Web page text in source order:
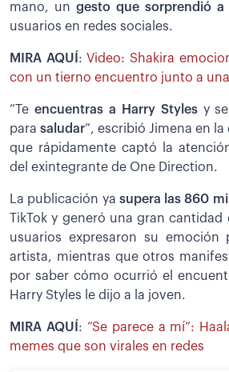
mano, un gesto que sorprendió a
usuarios en redes sociales.
MIRA AQUÍ : Video: Shakira
con un tierno encuentro junto a
”Te encuentras a Harry Styles y
para saludar”, escribió Jimena en
que rápidamente captó la
del exintegrante de One Direction.
La publicación ya supera las 860
TikTok y generó una gran
usuarios expresaron su emoción
artista, mientras que otros
por saber cómo ocurrió el
Harry Styles le dijo a la joven.
MIRA AQUÍ : “Se parece a mí”:
memes que son virales en redes